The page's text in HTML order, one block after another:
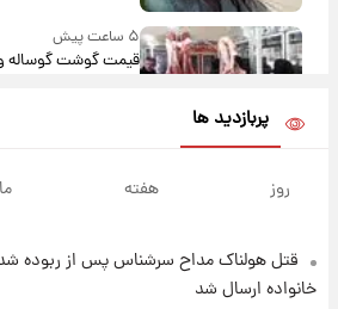
۵ ساعت پیش
شوید+ فیلم
۶ ساعت پیش
پربازدید ها
روز هفته
قتل هولناک مداح سرشناس پس از ربوده
خانواده ارسال شد